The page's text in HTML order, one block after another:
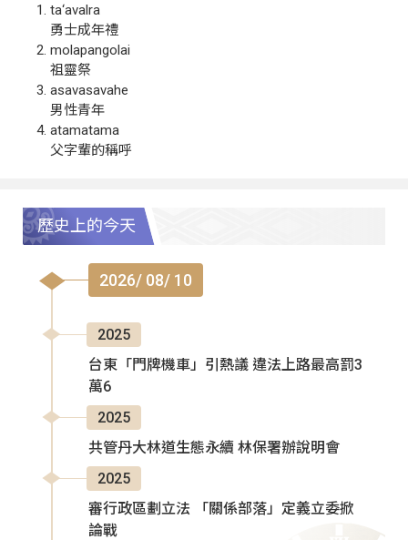
ta‘avalra
勇士成年禮
molapangolai
祖靈祭
asavasavahe
男性青年
atamatama
父字輩的稱呼
歷史上的今天
2026/ 08/ 10
2025
台東「門牌機車」引熱議 違法上路最高罰3
萬6
2025
共管丹大林道生態永續 林保署辦說明會
2025
審行政區劃立法 「關係部落」定義立委掀
論戰